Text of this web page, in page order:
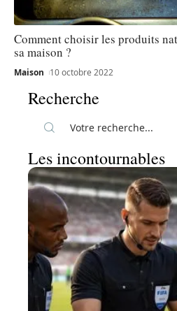
Comment choisir les produits
sa maison ?
Maison 10 octobre 2022
Recherche
Les incontournables